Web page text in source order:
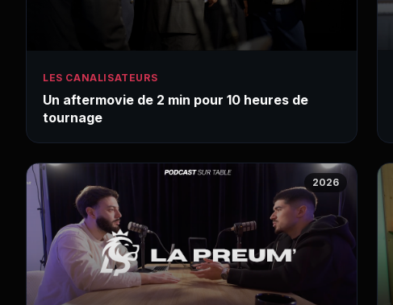
LES CANALISATEURS
Un aftermovie de 2 min pour 10 heures de
tournage
2026